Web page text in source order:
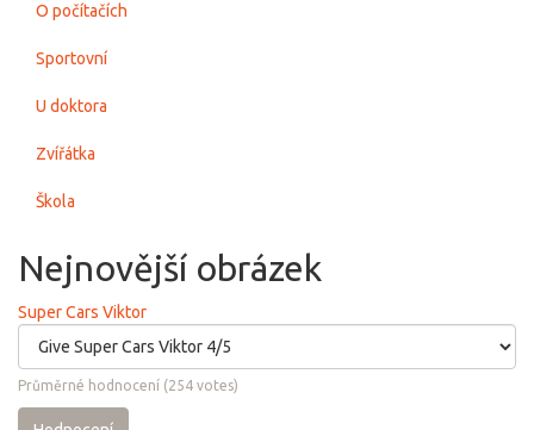
O počítačích
Sportovní
U doktora
Zvířátka
Škola
Nejnovější obrázek
Super Cars Viktor
Průměrné hodnocení (254 votes)